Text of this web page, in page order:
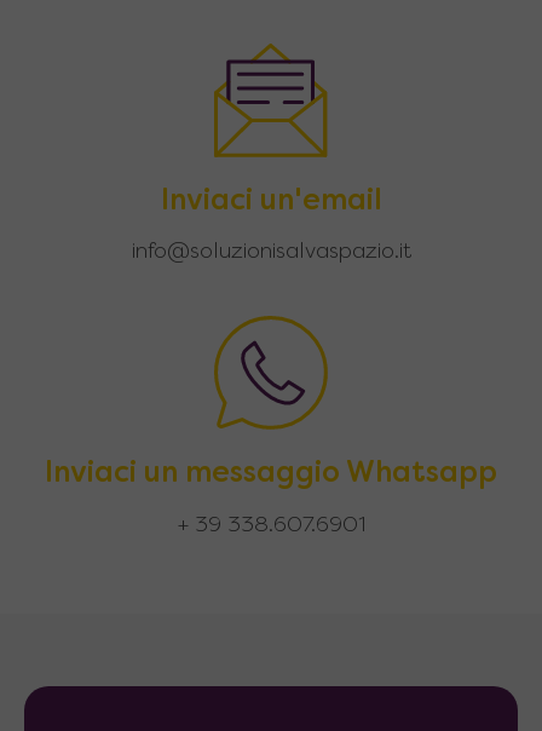
Inviaci un'email
info@soluzionisalvaspazio.it
Inviaci un messaggio Whatsapp
+ 39 338.607.6901